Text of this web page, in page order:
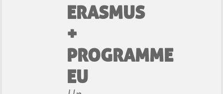
ERASMUS
+
PROGRAMME
EU